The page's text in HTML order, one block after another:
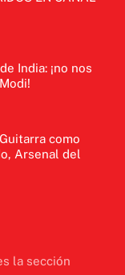
India: ¡no nos
como
Arsenal del
la sección